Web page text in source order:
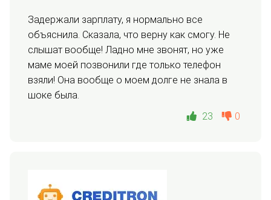
Задержали зарплату, я нормально все
объяснила. Сказала, что верну как смогу. Не
слышат вообще! Ладно мне звонят, но уже
маме моей позвонили где только телефон
взяли! Она вообще о моем долге не знала в
шоке была.
23
0